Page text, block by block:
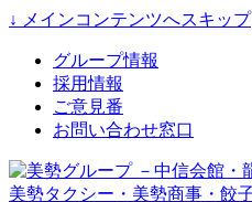
↓ メインコンテンツへスキップ
グループ情報
採用情報
ご意見番
お問い合わせ窓口